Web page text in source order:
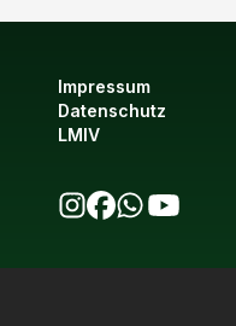
Impressum
Datenschutz
LMIV